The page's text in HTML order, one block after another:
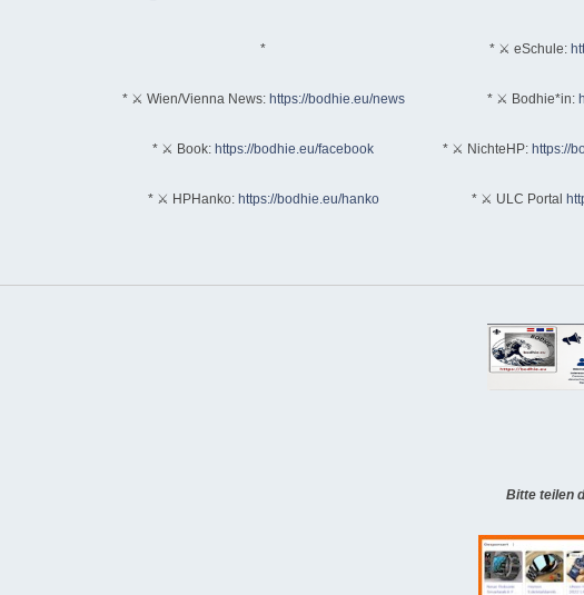
* * ⚔ eSchule:
* ⚔ Wien/Vienna News: https://bodhie.eu/news * ⚔ Bodhie*in:
* ⚔ Book: https://bodhie.eu/facebook * ⚔ NichteHP: https://
* ⚔ HPHanko: https://bodhie.eu/hanko * ⚔ ULC Portal
Bitte teilen